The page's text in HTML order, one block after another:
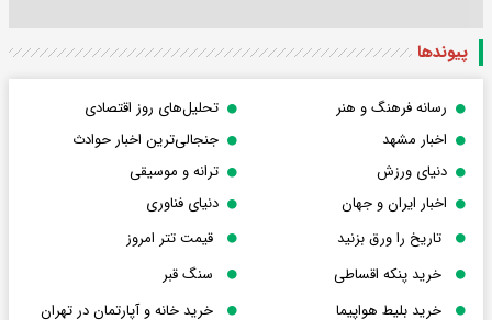
پیوندها
رسانه فرهنگ و هنر
تحلیل‌های روز اقتصادی
اخبار مشهد
جنجالی‌ترین اخبار حوادث
دنیای ورزش
ترانه و موسیقی
اخبار ایران و جهان
دنیای فناوری
تاریخ را ورق بزنید
قیمت تتر امروز
خرید پنکه اقساطی
سنگ قبر
خرید بلیط هواپیما
خرید خانه و آپارتمان در تهران